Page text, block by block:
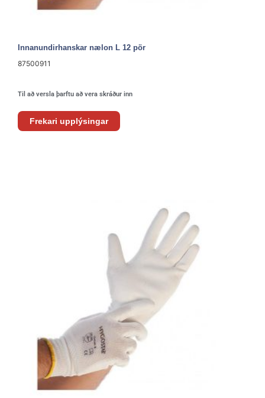
Innanundirhanskar nælon L 12 pör
87500911
Til að versla þarftu að vera skráður inn
Frekari upplýsingar